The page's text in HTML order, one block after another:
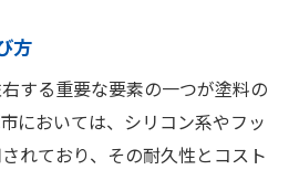
方
する重要な要素の一つが塗料の
においては、シリコン系やフッ
れており、その耐久性とコスト